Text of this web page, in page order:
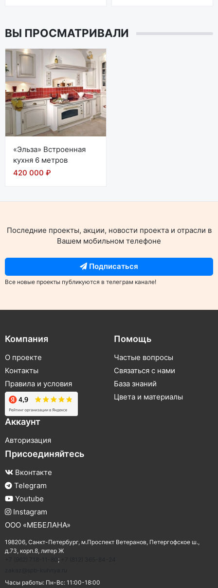
ВЫ ПРОСМАТРИВАЛИ
«Эльза» Встроенная
кухня 6 метров
420 000 ₽
Последние проекты, акции, новости проекта и отрасли в
Вашем мобильном телефоне
Подписаться
Все новые проекты публикуются в телеграм канале!
Компания
О проекте
Контакты
Правила и условия
Помощь
Частые вопросы
Связаться с нами
База знаний
Цвета и материалы
Аккаунт
Авторизация
Присоединяйтесь
Вконтакте
Telegram
Youtube
Instagram
ООО «МЕБЕЛАНА»
198206, Санкт-Петербург, м.Проспект Ветеранов, Петергофское ш.,
д.73, корп.8, литер Ж
;
Часы работы: Пн-Вс: 11:00-18:00